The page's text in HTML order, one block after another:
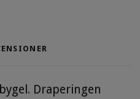
Draperingen